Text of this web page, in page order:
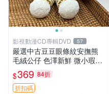
影視動漫CD專輯DVD 57
嚴選中古豆豆眼條紋安撫熊
毛絨公仔 色澤新鮮 微小瑕疵
可收藏 中古 安撫熊 條紋公仔
$369 84折
折扣碼